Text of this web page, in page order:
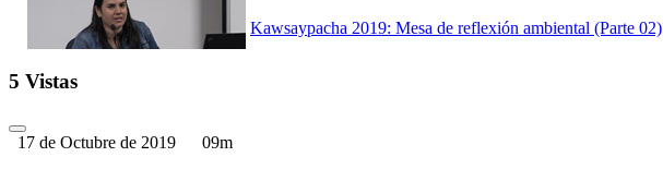
Kawsaypacha 2019: Mesa de reflexión ambiental (Parte 02)
5 Vistas
17 de Octubre de 2019 09m